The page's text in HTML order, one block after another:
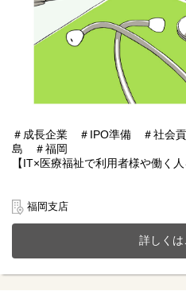
＃成長企業 ＃IPO準備 ＃社会
島 ＃福岡
【IT×医療福祉で利用者様や働く
業、施設紹介事業またシステムア
今までのご経験やスキルを当社で
【仕事内容】
外国人従業員が安心・円滑に働け
福岡支店
詳しくは